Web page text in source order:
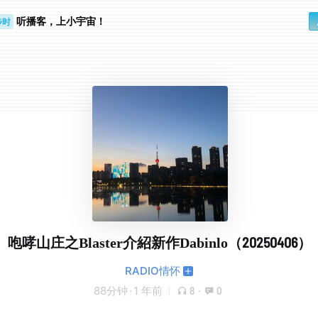
时 听播客，上小宇宙！
咆哮山庄之Blaster介紹新作Dabinlo（20250406）
RADIO情怀
88分钟 · 1 年前 8 · 0